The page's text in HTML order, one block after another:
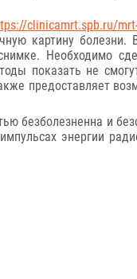
clinicamrt.spb.ru/
картину болезни.
Необходимо
показать не
предоставляет
безболезненна и
энергии